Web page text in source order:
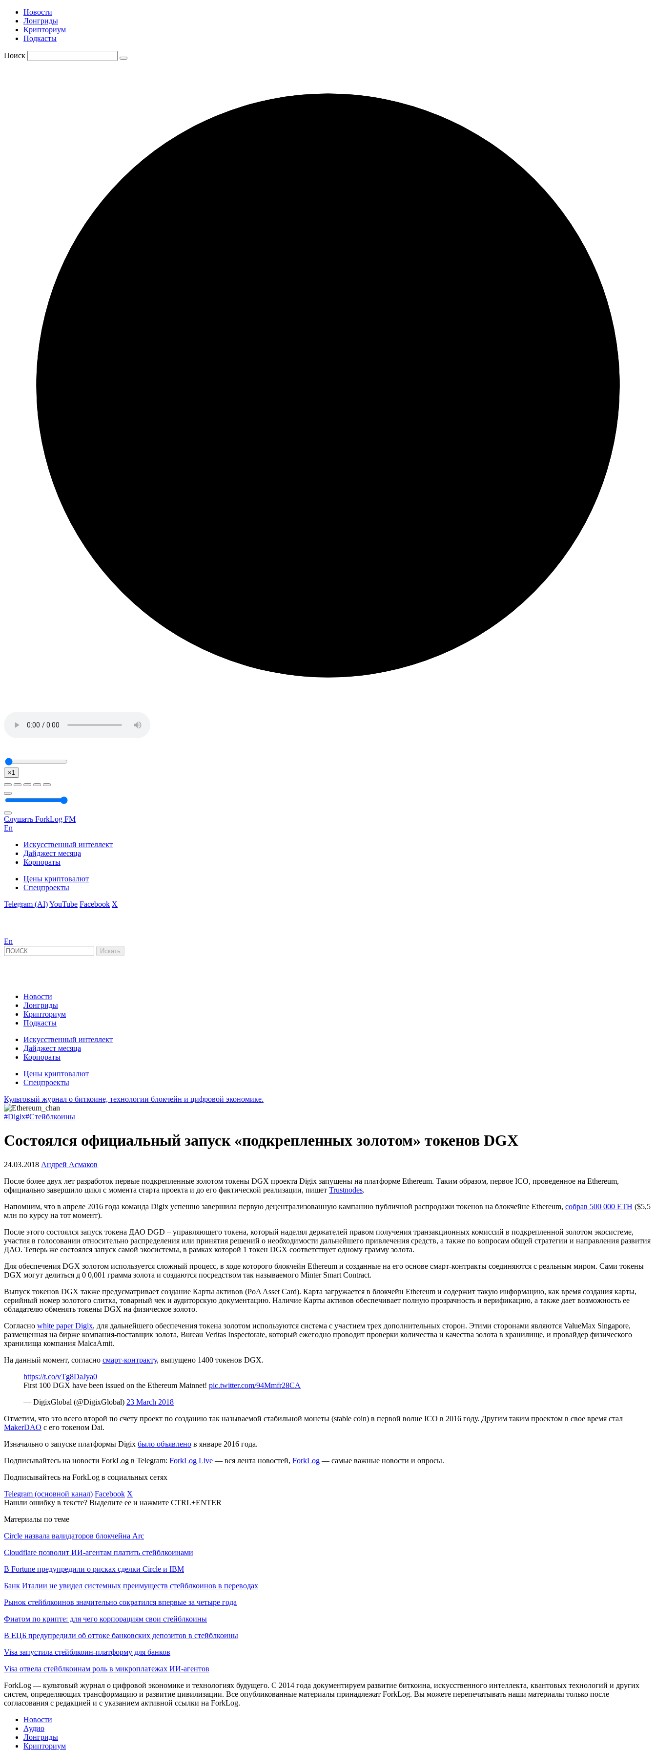
Новости
Лонгриды
Крипториум
Подкасты
Поиск
×1
Слушать ForkLog FM
En
Искусственный интеллект
Дайджест месяца
Корпораты
Цены криптовалют
Спецпроекты
Telegram (AI)YouTube Facebook X
En
Новости
Лонгриды
Крипториум
Подкасты
Искусственный интеллект
Дайджест месяца
Корпораты
Цены криптовалют
Спецпроекты
Культовый журнал о биткоине, технологии блокчейн и цифровой экономике.
#Digix#Стейблкоины
Состоялся официальный запуск «подкрепленных золотом» токенов DGX
24.03.2018 Андрей Асмаков
После более двух лет разработок первые подкрепленные золотом токены DGX проекта Digix запущены на платформе Ethereum. Таким образом, первое ICO, проведенное на Ethereum,
официально завершило цикл с момента старта проекта и до его фактической реализации, пишет Trustnodes.
Напомним, что в апреле 2016 года команда Digix успешно завершила первую децентрализованную кампанию публичной распродажи токенов на блокчейне Ethereum, собрав 500 000 ETH ($5,5
млн по курсу на тот момент).
После этого состоялся запуск токена ДАО DGD – управляющего токена, который наделял держателей правом получения транзакционных комиссий в подкрепленной золотом экосистеме,
участия в голосовании относительно распределения или принятия решений о необходимости дальнейшего привлечения средств, а также по вопросам общей стратегии и направления развития
ДАО. Теперь же состоялся запуск самой экосистемы, в рамках которой 1 токен DGX соответствует одному грамму золота.
Для обеспечения DGX золотом используется сложный процесс, в ходе которого блокчейн Ethereum и созданные на его основе смарт-контракты соединяются с реальным миром. Сами токены
DGX могут делиться д 0 0,001 грамма золота и создаются посредством так называемого Minter Smart Contract.
Выпуск токенов DGX также предусматривает создание Карты активов (PoA Asset Card). Карта загружается в блокчейн Ethereum и содержит такую информацию, как время создания карты,
серийный номер золотого слитка, товарный чек и аудиторскую документацию. Наличие Карты активов обеспечивает полную прозрачность и верификацию, а также дает возможность ее
обладателю обменять токены DGX на физическое золото.
Согласно white paper Digix, для дальнейшего обеспечения токена золотом используются система с участием трех дополнительных сторон. Этими сторонами являются ValueMax Singapore,
размещенная на бирже компания-поставщик золота, Bureau Veritas Inspectorate, который ежегодно проводит проверки количества и качества золота в хранилище, и провайдер физического
хранилища компания MalcaAmit.
На данный момент, согласно смарт-контракту, выпущено 1400 токенов DGX.
https://t.co/vTg8DaJya0
First 100 DGX have been issued on the Ethereum Mainnet! pic.twitter.com/94Mmfr28CA
— DigixGlobal (@DigixGlobal) 23 March 2018
Отметим, что это всего второй по счету проект по созданию так называемой стабильной монеты (stable coin) в первой волне ICO в 2016 году. Другим таким проектом в свое время стал
MakerDAO с его токеном Dai.
Изначально о запуске платформы Digix было объявлено в январе 2016 года.
Подписывайтесь на новости ForkLog в Telegram: ForkLog Live — вся лента новостей, ForkLog — самые важные новости и опросы.
Подписывайтесь на ForkLog в социальных сетях
Telegram (основной канал) Facebook X
Нашли ошибку в тексте? Выделите ее и нажмите CTRL+ENTER
Материалы по теме
Circle назвала валидаторов блокчейна Arc
Cloudflare позволит ИИ-агентам платить стейблкоинами
В Fortune предупредили о рисках сделки Circle и IBM
Банк Италии не увидел системных преимуществ стейблкоинов в переводах
Рынок стейблкоинов значительно сократился впервые за четыре года
Фиатом по крипте: для чего корпорациям свои стейблкоины
В ЕЦБ предупредили об оттоке банковских депозитов в стейблкоины
Visa запустила стейблкоин-платформу для банков
Visa отвела стейблкоинам роль в микроплатежах ИИ-агентов
ForkLog — культовый журнал о цифровой экономике и технологиях будущего. С 2014 года документируем развитие биткоина, искусственного интеллекта, квантовых технологий и других
систем, определяющих трансформацию и развитие цивилизации. Все опубликованные материалы принадлежат ForkLog. Вы можете перепечатывать наши материалы только после
согласования с редакцией и с указанием активной ссылки на ForkLog.
Новости
Аудио
Лонгриды
Крипториум